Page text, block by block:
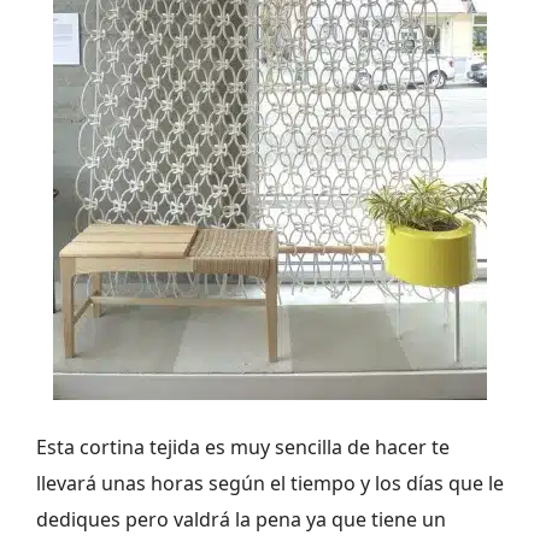
Esta cortina tejida es muy sencilla de hacer te
llevará unas horas según el tiempo y los días que le
dediques pero valdrá la pena ya que tiene un